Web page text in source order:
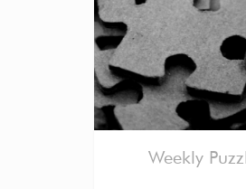
Weekly